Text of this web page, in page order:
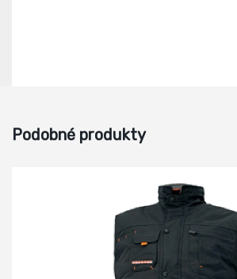
Podobné produkty